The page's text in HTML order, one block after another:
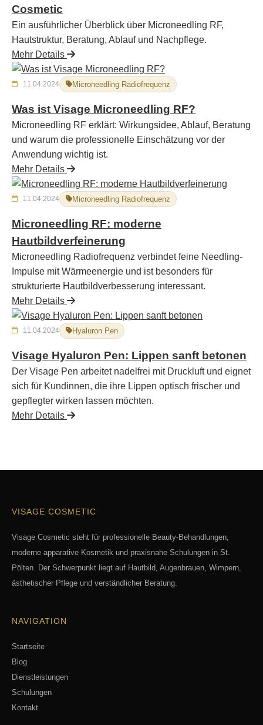
Cosmetic
Ein ausführlicher Überblick über Microneedling RF,
Hautstruktur, Beratung, Ablauf und Nachpflege.
Mehr Details
11.04.2024 Microneedling Radiofrequenz
Was ist Visage Microneedling RF?
Microneedling RF erklärt: Wirkungsidee, Ablauf, Beratung
und warum die professionelle Einschätzung vor der
Anwendung wichtig ist.
Mehr Details
11.04.2024 Microneedling Radiofrequenz
Microneedling RF: moderne
Hautbildverfeinerung
Microneedling Radiofrequenz verbindet feine Needling-
Impulse mit Wärmeenergie und ist besonders für
strukturierte Hautbildverbesserung interessant.
Mehr Details
11.04.2024 Hyaluron Pen
Visage Hyaluron Pen: Lippen sanft betonen
Der Visage Pen arbeitet nadelfrei mit Druckluft und eignet
sich für Kundinnen, die ihre Lippen optisch frischer und
gepflegter wirken lassen möchten.
Mehr Details
VISAGE COSMETIC
Visage Cosmetic steht für professionelle Beauty-Behandlungen,
moderne apparative Kosmetik und praxisnahe Schulungen in St.
Pölten. Der Schwerpunkt liegt auf Hautbild, Augenbrauen, Wimpern,
ästhetischer Pflege und verständlicher Beratung.
NAVIGATION
Startseite
Blog
Dienstleistungen
Schulungen
Kontakt